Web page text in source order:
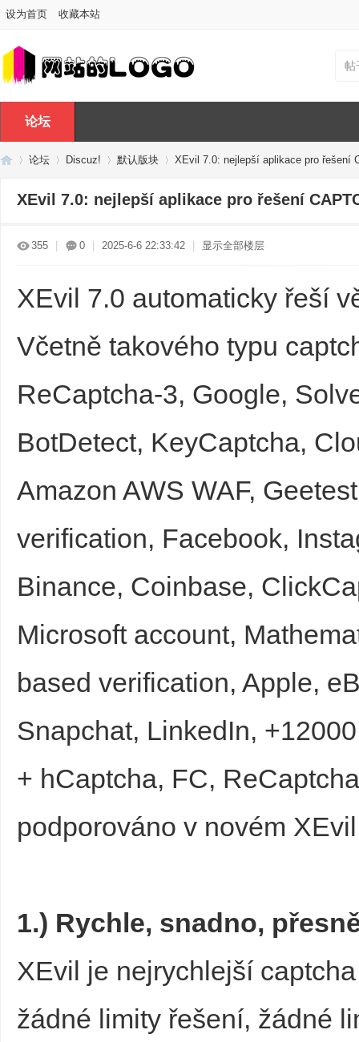
设为首页 收藏本站
帖
论坛
论坛 Discuz! 默认版块 XEvil 7.0: nejlepší aplikace pro řešení
XEvil 7.0: nejlepší aplikace pro řešení
355 0 2025-6-6 22:33:42 显示全部楼层
XEvil 7.0 automaticky řeší
Včetně takového typu
ReCaptcha-3, Google,
BotDetect, KeyCaptcha,
Amazon AWS WAF,
verification, Facebook,
Binance, Coinbase,
Microsoft account,
based verification, Apple,
Snapchat, LinkedIn, +12000
+ hCaptcha, FC,
podporováno v novém
1.) Rychle, snadno,
XEvil je nejrychlejší
žádné limity řešení, žádné